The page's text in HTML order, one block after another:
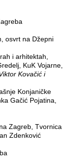
osvrt na Džepni
i arhitektah,
KuK Vojarne,
Kovačić i
Konjaničke
Gačić Pojatina,
Zagreb, Tvornica
Zdenković